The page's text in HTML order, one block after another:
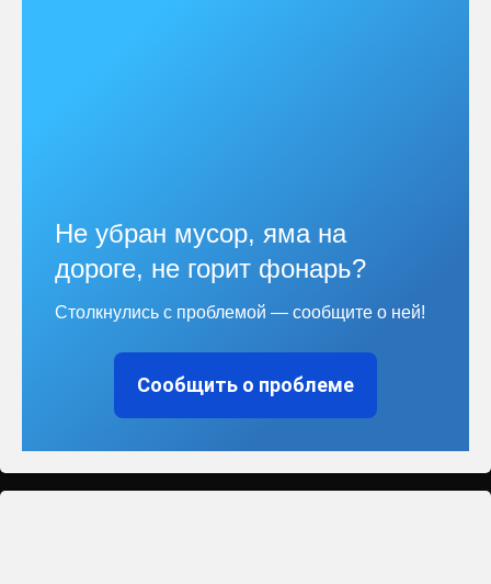
Не убран мусор, яма на
дороге, не горит фонарь?
Столкнулись с проблемой — сообщите о ней!
Сообщить о проблеме